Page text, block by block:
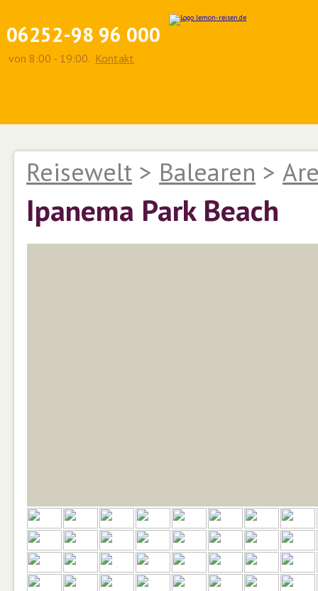
06252-98 96 000
von 8:00 - 19:00. Kontakt
Reisewelt > Balearen >
Ipanema Park Beach